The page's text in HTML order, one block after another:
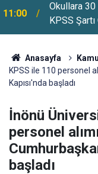
11:00
Okullara 30
KPSS
Anasayfa
KPSS ile 110 personel
Kapısı'nda başladı
İnönü
personel
başladı